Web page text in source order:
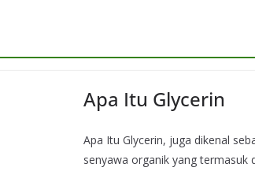
Apa Itu Glycerin
Apa Itu Glycerin, juga dikenal
senyawa organik yang termasuk